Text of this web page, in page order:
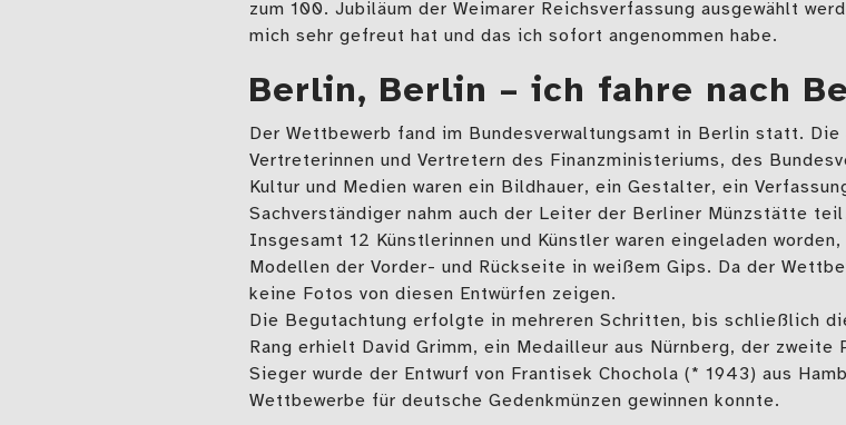
zum 100. Jubiläum der Weimarer Reichsverfassung ausgewählt
mich sehr gefreut hat und das ich sofort angenommen habe.
Berlin, Berlin – ich fahre nach
Der Wettbewerb fand im Bundesverwaltungsamt in Berlin statt.
Vertreterinnen und Vertretern des Finanzministeriums, des
Kultur und Medien waren ein Bildhauer, ein Gestalter, ein
Sachverständiger nahm auch der Leiter der Berliner Münzstätte
Insgesamt 12 Künstlerinnen und Künstler waren eingeladen
Modellen der Vorder- und Rückseite in weißem Gips. Da der
keine Fotos von diesen Entwürfen zeigen.
Die Begutachtung erfolgte in mehreren Schritten, bis schließlich
Rang erhielt David Grimm, ein Medailleur aus Nürnberg, der
Sieger wurde der Entwurf von Frantisek Chochola (* 1943) aus
Wettbewerbe für deutsche Gedenkmünzen gewinnen konnte.